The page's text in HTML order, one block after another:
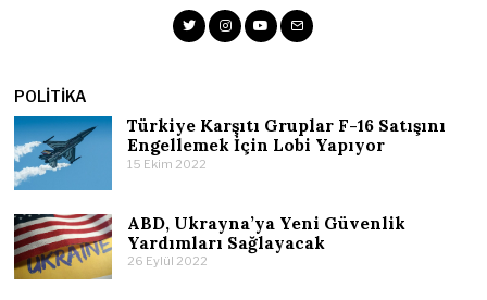
POLITIKA
Türkiye Karşıtı Gruplar F-16 Satışını
Engellemek İçin Lobi Yapıyor
15 Ekim 2022
ABD, Ukrayna’ya Yeni Güvenlik
Yardımları Sağlayacak
26 Eylül 2022